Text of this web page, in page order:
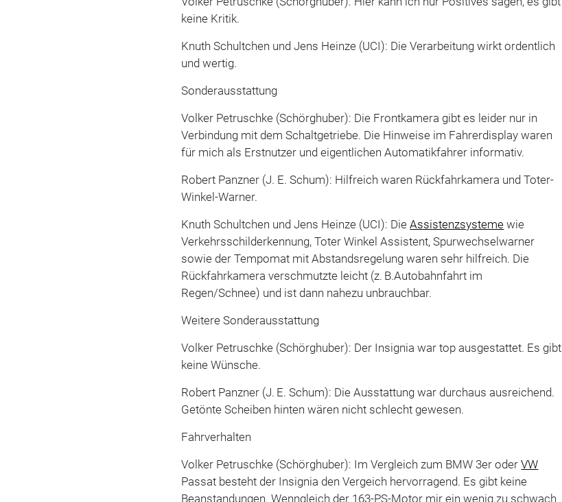
keine Kritik.
Knuth Schultchen und Jens Heinze (UCI): Die Verarbeitung wirkt ordentlich
und wertig.
Sonderausstattung
Volker Petruschke (Schörghuber): Die Frontkamera gibt es leider nur in
Verbindung mit dem Schaltgetriebe. Die Hinweise im Fahrerdisplay waren
für mich als Erstnutzer und eigentlichen Automatikfahrer informativ.
Robert Panzner (J. E. Schum): Hilfreich waren Rückfahrkamera und Toter-
Winkel-Warner.
Knuth Schultchen und Jens Heinze (UCI): DieAssistenzsysteme wie
Verkehrsschilderkennung, Toter Winkel Assistent, Spurwechselwarner
sowie der Tempomat mit Abstandsregelung waren sehr hilfreich. Die
Rückfahrkamera verschmutzte leicht (z. B.Autobahnfahrt im
Regen/Schnee) und ist dann nahezu unbrauchbar.
Weitere Sonderausstattung
Volker Petruschke (Schörghuber): Der Insignia war top ausgestattet. Es gibt
keine Wünsche.
Robert Panzner (J. E. Schum): Die Ausstattung war durchaus ausreichend.
Getönte Scheiben hinten wären nicht schlecht gewesen.
Fahrverhalten
Volker Petruschke (Schörghuber): Im Vergleich zum BMW 3er oderVW
Passat besteht der Insignia den Vergeich hervorragend. Es gibt keine
Beanstandungen. Wenngleich der 163-PS-Motor mir ein wenig zu schwach